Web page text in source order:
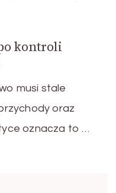
kontroli
musi stale
oraz
oznacza to …